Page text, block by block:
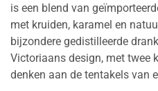
is een blend van
met kruiden, karamel en
bijzondere gedistilleerde
Victoriaans design, met twee
denken aan de tentakels van